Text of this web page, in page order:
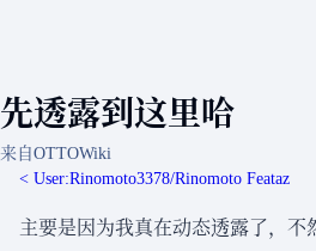
先透露到这里哈
来自OTTOWiki
< User:Rinomoto3378/Rinomoto Feataz
主要是因为我真在动态透露了，不